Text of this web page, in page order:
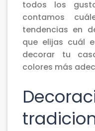
todos los
contamos
tendencias en
que elijas cuál
decorar tu
colores más